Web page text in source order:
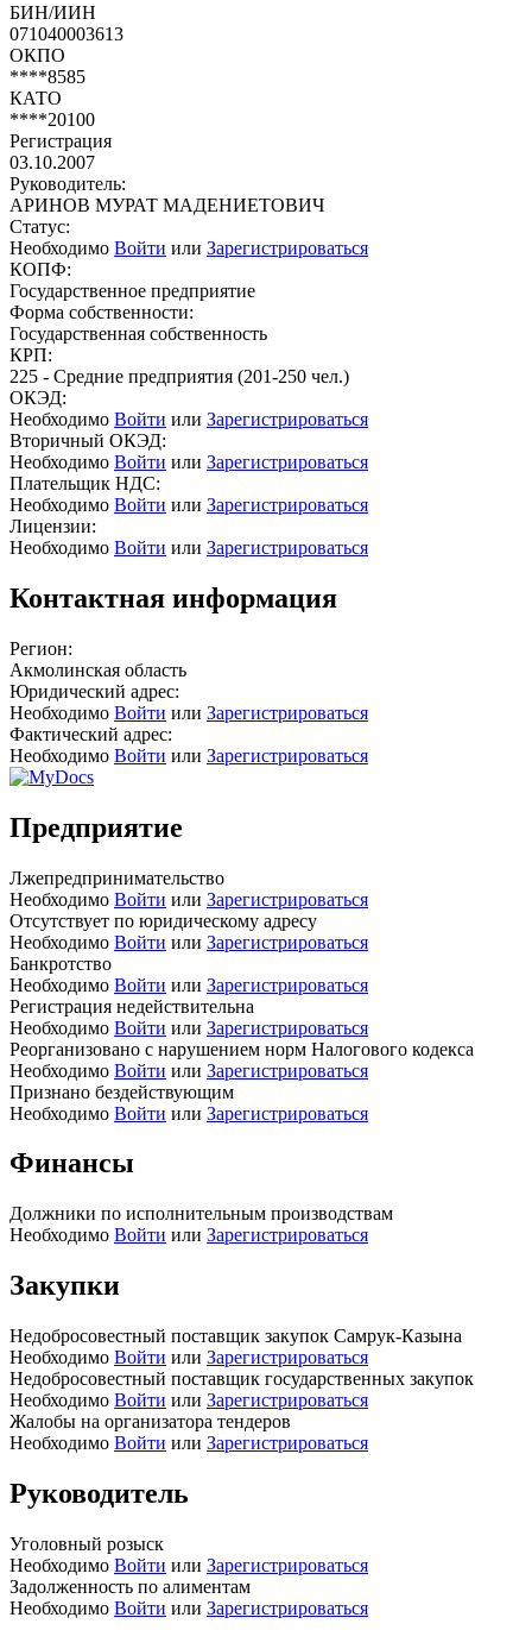
БИН/ИИН
071040003613
ОКПО
****8585
КАТО
****20100
Регистрация
03.10.2007
Руководитель:
АРИНОВ МУРАТ МАДЕНИЕТОВИЧ
Статус:
Необходимо Войти или Зарегистрироваться
КОПФ:
Государственное предприятие
Форма собственности:
Государственная собственность
КРП:
225 - Средние предприятия (201-250 чел.)
ОКЭД:
Необходимо Войти или Зарегистрироваться
Вторичный ОКЭД:
Необходимо Войти или Зарегистрироваться
Плательщик НДС:
Необходимо Войти или Зарегистрироваться
Лицензии:
Необходимо Войти или Зарегистрироваться
Контактная информация
Регион:
Акмолинская область
Юридический адрес:
Необходимо Войти или Зарегистрироваться
Фактический адрес:
Необходимо Войти или Зарегистрироваться
Предприятие
Лжепредпринимательство
Необходимо Войти или Зарегистрироваться
Отсутствует по юридическому адресу
Необходимо Войти или Зарегистрироваться
Банкротство
Необходимо Войти или Зарегистрироваться
Регистрация недействительна
Необходимо Войти или Зарегистрироваться
Реорганизовано с нарушением норм Налогового кодекса
Необходимо Войти или Зарегистрироваться
Признано бездействующим
Необходимо Войти или Зарегистрироваться
Финансы
Должники по исполнительным производствам
Необходимо Войти или Зарегистрироваться
Закупки
Недобросовестный поставщик закупок Самрук-Казына
Необходимо Войти или Зарегистрироваться
Недобросовестный поставщик государственных закупок
Необходимо Войти или Зарегистрироваться
Жалобы на организатора тендеров
Необходимо Войти или Зарегистрироваться
Руководитель
Уголовный розыск
Необходимо Войти или Зарегистрироваться
Задолженность по алиментам
Необходимо Войти или Зарегистрироваться